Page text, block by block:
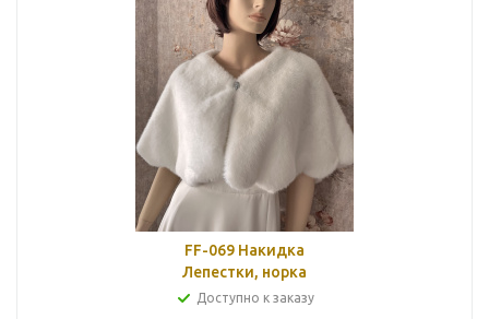
FF-069 Накидка
Лепестки, норка
Доступно к заказу